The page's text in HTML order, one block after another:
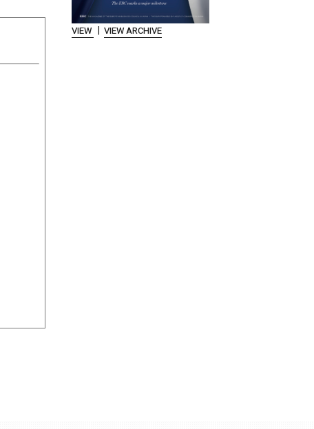
VIEW | VIEW ARCHIVE